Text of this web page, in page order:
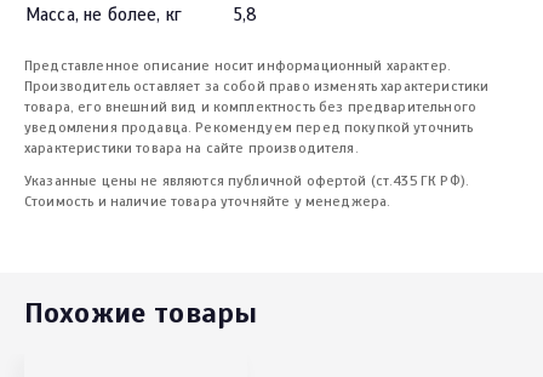
Масса, не более, кг
5,8
Представленное описание носит информационный характер.
Производитель оставляет за собой право изменять характеристики
товара, его внешний вид и комплектность без предварительного
уведомления продавца. Рекомендуем перед покупкой уточнить
характеристики товара на сайте производителя.
Указанные цены не являются публичной офертой (ст.435 ГК РФ).
Стоимость и наличие товара уточняйте у менеджера.
Похожие товары